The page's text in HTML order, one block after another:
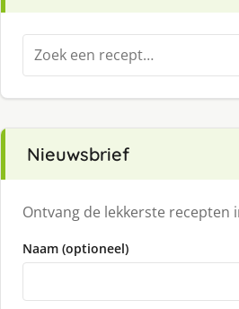
Zoeken
naar:
Nieuwsbrief
Ontvang de lekkerste recepten
Naam (optioneel)